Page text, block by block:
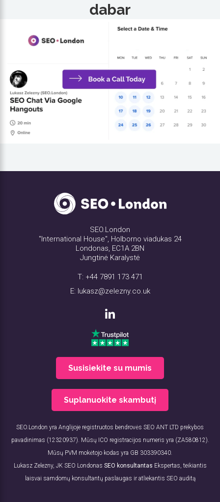
dabar
SEO.London
"International House", Holborno viadukas 24
Londonas, EC1A 2BN
Jungtinė Karalystė
T: +44 7891 173 471
E: lukasz@zelezny.co.uk
Susisiekite su mumis
Suplanuokite skambutį
SEO.London yra Anglijoje registruotos bendrovės SEO ANT LTD prekybos
pavadinimas (12320937). Mūsų ICO registracijos numeris yra (ZA580812).
Mūsų PVM mokėtojo kodas yra GB 303390340.
Lukasz Zelezny, JK SEO Londonas SEO konsultantas Ekspertas, teikiantis
laisvai samdomų konsultantų paslaugas ir atliekantis SEO auditą